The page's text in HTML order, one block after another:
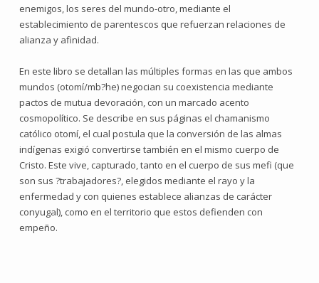
enemigos, los seres del mundo-otro, mediante el
establecimiento de parentescos que refuerzan relaciones de
alianza y afinidad.
En este libro se detallan las múltiples formas en las que ambos
mundos (otomí/mb?he) negocian su coexistencia mediante
pactos de mutua devoración, con un marcado acento
cosmopolítico. Se describe en sus páginas el chamanismo
católico otomí, el cual postula que la conversión de las almas
indígenas exigió convertirse también en el mismo cuerpo de
Cristo. Este vive, capturado, tanto en el cuerpo de sus mefi (que
son sus ?trabajadores?, elegidos mediante el rayo y la
enfermedad y con quienes establece alianzas de carácter
conyugal), como en el territorio que estos defienden con
empeño.